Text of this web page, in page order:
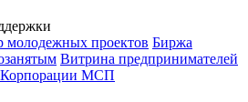
молодежных проектов Биржа
Витрина предпринимателей
МСП